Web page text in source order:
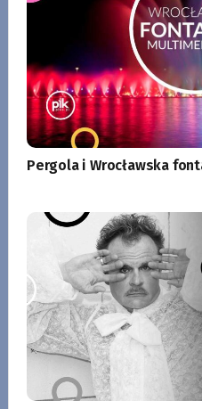
Pergola i Wrocławska